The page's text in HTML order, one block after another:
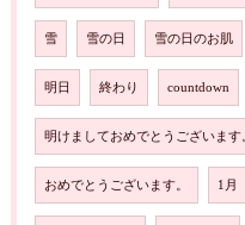
雪 雪の日 雪の日のお肌
明日 終わり countdown
明けましておめでとうございます
おめでとうございます。 1月